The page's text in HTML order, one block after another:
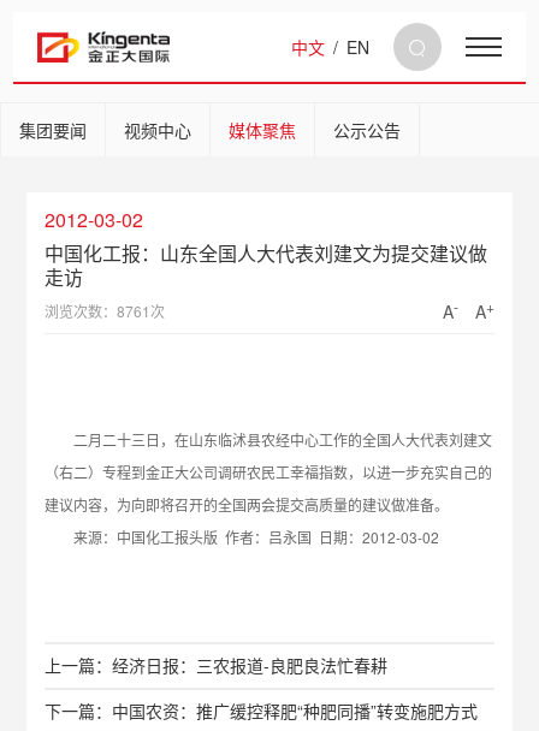
中文 / EN
集团要闻 视频中心 媒体聚焦 公示公告
2012-03-02
中国化工报：山东全国人大代表刘建文为提交建议做
走访
浏览次数：8761次 A- A+
二月二十三日，在山东临沭县农经中心工作的全国人大代表刘建文
（右二）专程到金正大公司调研农民工幸福指数，以进一步充实自己的
建议内容，为向即将召开的全国两会提交高质量的建议做准备。
来源：中国化工报头版 作者：吕永国 日期：2012-03-02
上一篇：经济日报：三农报道-良肥良法忙春耕
下一篇：中国农资：推广缓控释肥“种肥同播”转变施肥方式